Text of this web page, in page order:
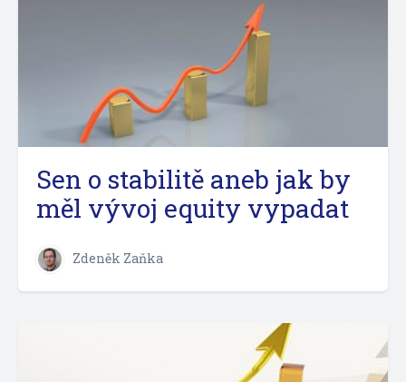
Sen o stabilitě aneb jak by
měl vývoj equity vypadat
Zdeněk Zaňka